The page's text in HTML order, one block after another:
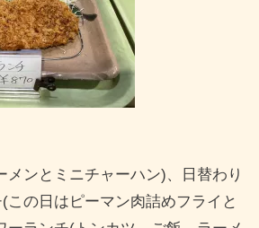
メンとミニチャーハン)、日替わり
この日はピーマン肉詰めフライと